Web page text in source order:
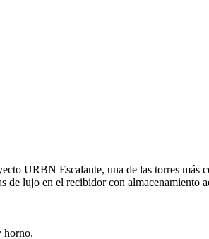
URBN Escalante, una de las torres más
lujo en el recibidor con
horno.